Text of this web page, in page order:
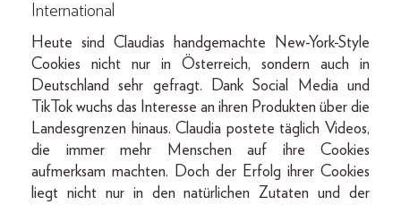
International
Heute sind Claudias handgemachte New-York-Style
Cookies nicht nur in Österreich, sondern auch in
Deutschland sehr gefragt. Dank Social Media und
TikTok wuchs das Interesse an ihren Produkten über die
Landesgrenzen hinaus. Claudia postete täglich Videos,
die immer mehr Menschen auf ihre Cookies
aufmerksam machten. Doch der Erfolg ihrer Cookies
liegt nicht nur in den natürlichen Zutaten und der